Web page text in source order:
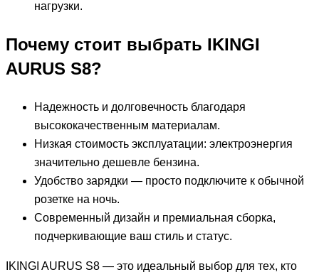
нагрузки.
Почему стоит выбрать IKINGI
AURUS S8?
Надежность и долговечность благодаря
высококачественным материалам.
Низкая стоимость эксплуатации: электроэнергия
значительно дешевле бензина.
Удобство зарядки — просто подключите к обычной
розетке на ночь.
Современный дизайн и премиальная сборка,
подчеркивающие ваш стиль и статус.
IKINGI AURUS S8 — это идеальный выбор для тех, кто